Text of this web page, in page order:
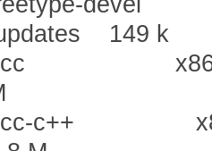
149 k
c++